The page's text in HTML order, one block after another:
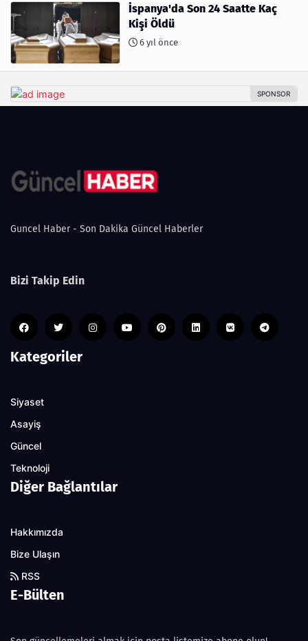
İspanya'da Son 24 Saatte Kaç
Kişi Öldü
6 yıl önce
Guncel Haber - Son Dakika Güncel Haberler
Bizi Takip Edin
Kategoriler
Siyaset
Asayiş
Güncel
Teknoloji
Diğer Bağlantılar
Hakkımızda
Bize Ulaşın
RSS
E-Bülten